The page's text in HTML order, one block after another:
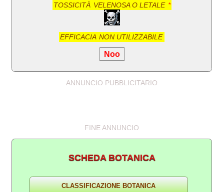
TOSSICITÀ VELENOSA O LETALE *
EFFICACIA NON UTILIZZABILE
Noo
ANNUNCIO PUBBLICITARIO
FINE ANNUNCIO
SCHEDA BOTANICA